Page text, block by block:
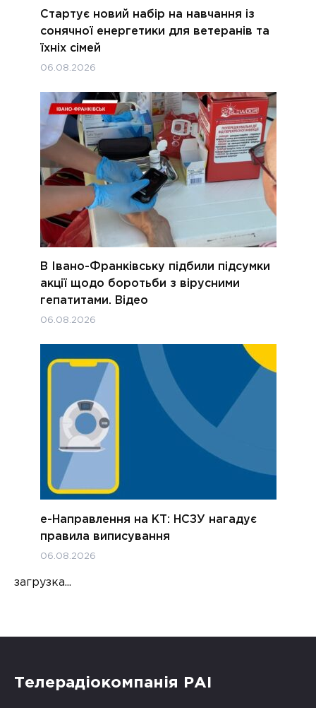
Стартує новий набір на навчання із
сонячної енергетики для ветеранів та
їхніх сімей
06.08.2026
В Івано-Франківську підбили підсумки
акції щодо боротьби з вірусними
гепатитами. Відео
06.08.2026
е-Направлення на КТ: НСЗУ нагадує
правила виписування
06.08.2026
загрузка...
Телерадіокомпанія РАІ